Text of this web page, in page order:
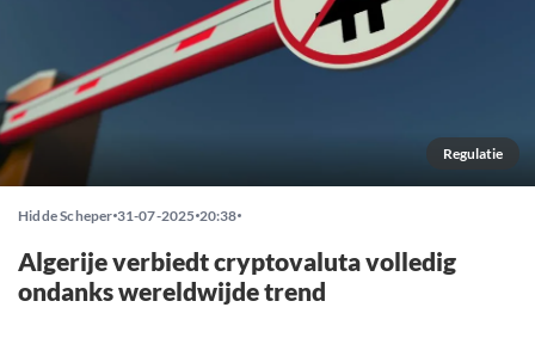
Regulatie
Hidde Scheper 31-07-2025 20:38
Algerije verbiedt cryptovaluta volledig
ondanks wereldwijde trend